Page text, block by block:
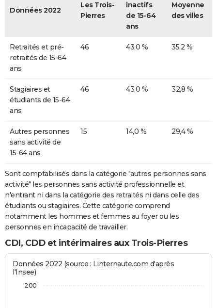
Données 2022
Les Trois-
Pierres
inactifs
de 15-64
ans
Moyenne
des villes
Retraités et pré-
retraités de 15-64
ans
46 43,0 % 35,2 %
Stagiaires et
étudiants de 15-64
ans
46 43,0 % 32,8 %
Autres personnes
sans activité de
15-64 ans
15 14,0 % 29,4 %
Sont comptabilisés dans la catégorie "autres personnes sans
activité" les personnes sans activité professionnelle et
n'entrant ni dans la catégorie des retraités ni dans celle des
étudiants ou stagiaires. Cette catégorie comprend
notamment les hommes et femmes au foyer ou les
personnes en incapacité de travailler.
CDI, CDD et intérimaires aux Trois-Pierres
Données 2022 (source : Linternaute.com d'après
l'Insee)
200